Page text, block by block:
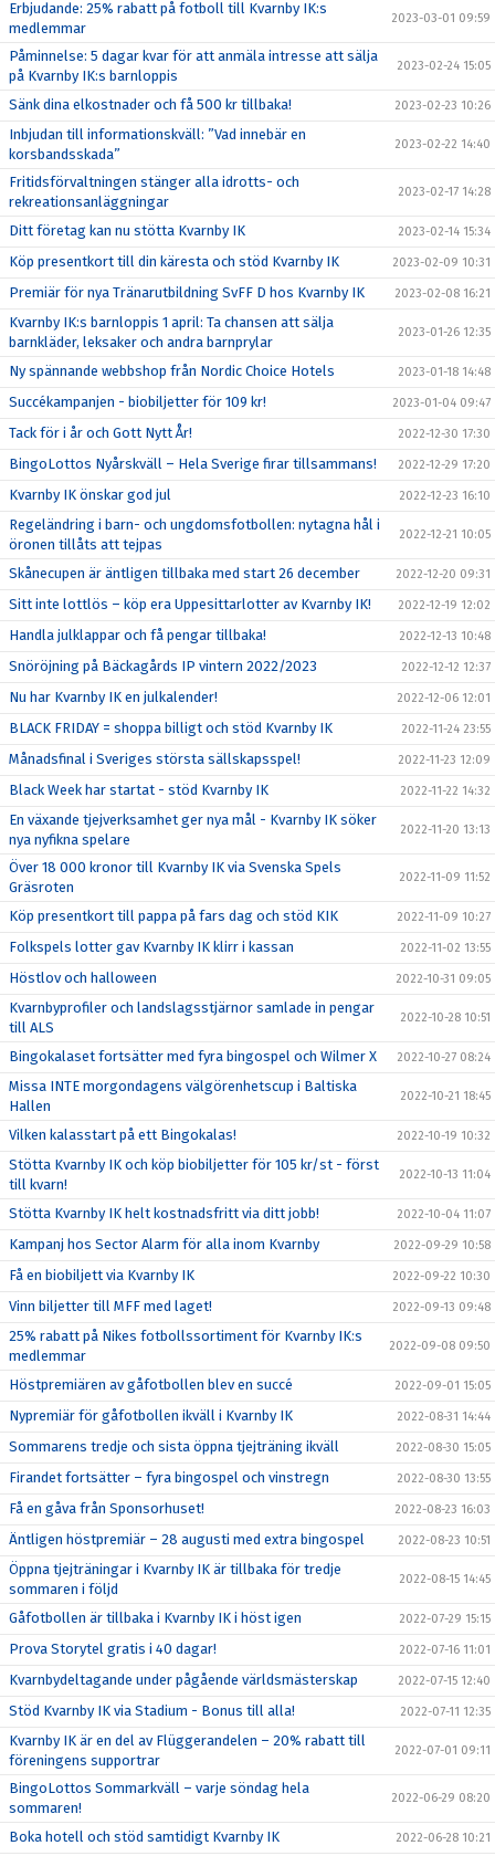
Erbjudande: 25% rabatt på fotboll till Kvarnby IK:s
medlemmar
2023-03-01 09:59
Påminnelse: 5 dagar kvar för att anmäla intresse att sälja
på Kvarnby IK:s barnloppis
2023-02-24 15:05
Sänk dina elkostnader och få 500 kr tillbaka! 2023-02-23 10:26
Inbjudan till informationskväll: ”Vad innebär en
korsbandsskada”
2023-02-22 14:40
Fritidsförvaltningen stänger alla idrotts- och
rekreationsanläggningar
2023-02-17 14:28
Ditt företag kan nu stötta Kvarnby IK 2023-02-14 15:34
Köp presentkort till din käresta och stöd Kvarnby IK 2023-02-09 10:31
Premiär för nya Tränarutbildning SvFF D hos Kvarnby IK 2023-02-08 16:21
Kvarnby IK:s barnloppis 1 april: Ta chansen att sälja
barnkläder, leksaker och andra barnprylar
2023-01-26 12:35
Ny spännande webbshop från Nordic Choice Hotels 2023-01-18 14:48
Succékampanjen - biobiljetter för 109 kr! 2023-01-04 09:47
Tack för i år och Gott Nytt År! 2022-12-30 17:30
BingoLottos Nyårskväll – Hela Sverige firar tillsammans! 2022-12-29 17:20
Kvarnby IK önskar god jul 2022-12-23 16:10
Regeländring i barn- och ungdomsfotbollen: nytagna hål i
öronen tillåts att tejpas
2022-12-21 10:05
Skånecupen är äntligen tillbaka med start 26 december 2022-12-20 09:31
Sitt inte lottlös – köp era Uppesittarlotter av Kvarnby IK! 2022-12-19 12:02
Handla julklappar och få pengar tillbaka! 2022-12-13 10:48
Snöröjning på Bäckagårds IP vintern 2022/2023 2022-12-12 12:37
Nu har Kvarnby IK en julkalender! 2022-12-06 12:01
BLACK FRIDAY = shoppa billigt och stöd Kvarnby IK 2022-11-24 23:55
Månadsfinal i Sveriges största sällskapsspel! 2022-11-23 12:09
Black Week har startat - stöd Kvarnby IK 2022-11-22 14:32
En växande tjejverksamhet ger nya mål - Kvarnby IK söker
nya nyfikna spelare
2022-11-20 13:13
Över 18 000 kronor till Kvarnby IK via Svenska Spels
Gräsroten
2022-11-09 11:52
Köp presentkort till pappa på fars dag och stöd KIK 2022-11-09 10:27
Folkspels lotter gav Kvarnby IK klirr i kassan 2022-11-02 13:55
Höstlov och halloween 2022-10-31 09:05
Kvarnbyprofiler och landslagsstjärnor samlade in pengar
till ALS
2022-10-28 10:51
Bingokalaset fortsätter med fyra bingospel och Wilmer X 2022-10-27 08:24
Missa INTE morgondagens välgörenhetscup i Baltiska
Hallen
2022-10-21 18:45
Vilken kalasstart på ett Bingokalas! 2022-10-19 10:32
Stötta Kvarnby IK och köp biobiljetter för 105 kr/st - först
till kvarn!
2022-10-13 11:04
Stötta Kvarnby IK helt kostnadsfritt via ditt jobb! 2022-10-04 11:07
Kampanj hos Sector Alarm för alla inom Kvarnby 2022-09-29 10:58
Få en biobiljett via Kvarnby IK 2022-09-22 10:30
Vinn biljetter till MFF med laget! 2022-09-13 09:48
25% rabatt på Nikes fotbollssortiment för Kvarnby IK:s
medlemmar
2022-09-08 09:50
Höstpremiären av gåfotbollen blev en succé 2022-09-01 15:05
Nypremiär för gåfotbollen ikväll i Kvarnby IK 2022-08-31 14:44
Sommarens tredje och sista öppna tjejträning ikväll 2022-08-30 15:05
Firandet fortsätter – fyra bingospel och vinstregn 2022-08-30 13:55
Få en gåva från Sponsorhuset! 2022-08-23 16:03
Äntligen höstpremiär – 28 augusti med extra bingospel 2022-08-23 10:51
Öppna tjejträningar i Kvarnby IK är tillbaka för tredje
sommaren i följd
2022-08-15 14:45
Gåfotbollen är tillbaka i Kvarnby IK i höst igen 2022-07-29 15:15
Prova Storytel gratis i 40 dagar! 2022-07-16 11:01
Kvarnbydeltagande under pågående världsmästerskap 2022-07-15 12:40
Stöd Kvarnby IK via Stadium - Bonus till alla! 2022-07-11 12:35
Kvarnby IK är en del av Flüggerandelen – 20% rabatt till
föreningens supportrar
2022-07-01 09:11
BingoLottos Sommarkväll – varje söndag hela
sommaren!
2022-06-29 08:20
Boka hotell och stöd samtidigt Kvarnby IK 2022-06-28 10:21